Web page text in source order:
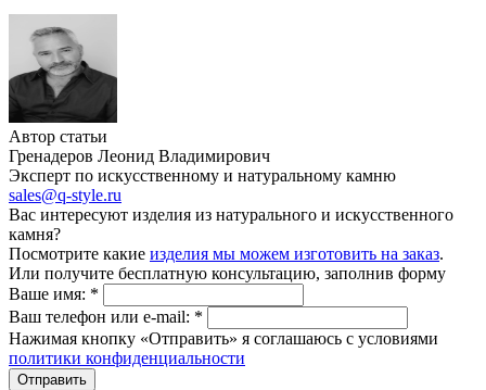
Автор статьи
Гренадеров Леонид Владимирович
Эксперт по искусственному и натуральному камню
sales@q-style.ru
Вас интересуют изделия из натурального и искусственного
камня?
Посмотрите какие изделия мы можем изготовить на заказ.
Или получите бесплатную консультацию, заполнив форму
Ваше имя: *
Ваш телефон или e-mail: *
Нажимая кнопку «Отправить» я соглашаюсь с условиями
политики конфиденциальности
Отправить